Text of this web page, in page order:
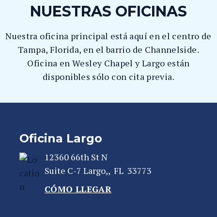
NUESTRAS OFICINAS
Nuestra oficina principal está aquí en el centro de
Tampa, Florida, en el barrio de Channelside.
Oficina en Wesley Chapel y Largo están
disponibles sólo con cita previa.
Oficina Largo
12360 66th St N
Suite C-7 Largo,, FL 33773
CÓMO LLEGAR